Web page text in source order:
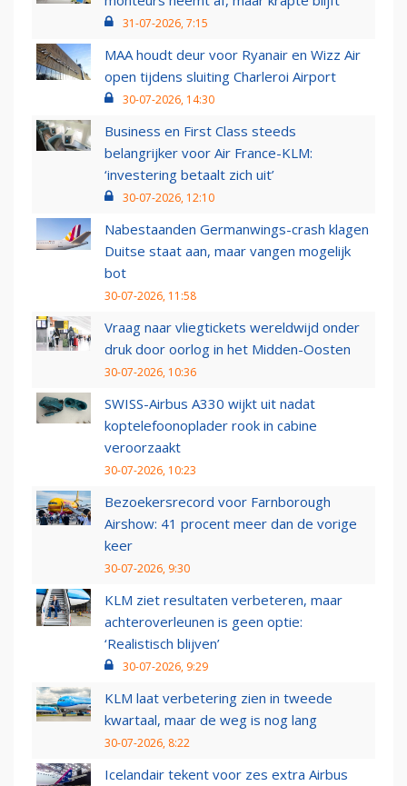
31-07-2026, 7:15
MAA houdt deur voor Ryanair en Wizz Air
open tijdens sluiting Charleroi Airport
30-07-2026, 14:30
Business en First Class steeds
belangrijker voor Air France-KLM:
‘investering betaalt zich uit’
30-07-2026, 12:10
Nabestaanden Germanwings-crash klagen
Duitse staat aan, maar vangen mogelijk
bot
30-07-2026, 11:58
Vraag naar vliegtickets wereldwijd onder
druk door oorlog in het Midden-Oosten
30-07-2026, 10:36
SWISS-Airbus A330 wijkt uit nadat
koptelefoonoplader rook in cabine
veroorzaakt
30-07-2026, 10:23
Bezoekersrecord voor Farnborough
Airshow: 41 procent meer dan de vorige
keer
30-07-2026, 9:30
KLM ziet resultaten verbeteren, maar
achteroverleunen is geen optie:
‘Realistisch blijven’
30-07-2026, 9:29
KLM laat verbetering zien in tweede
kwartaal, maar de weg is nog lang
30-07-2026, 8:22
Icelandair tekent voor zes extra Airbus